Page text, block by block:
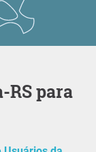
RS para